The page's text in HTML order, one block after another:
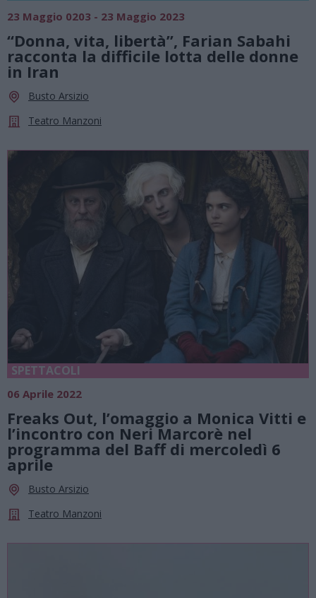
23 Maggio 0203 - 23 Maggio 2023
“Donna, vita, libertà”, Farian Sabahi
racconta la difficile lotta delle donne
in Iran
Busto Arsizio
Teatro Manzoni
SPETTACOLI
06 Aprile 2022
Freaks Out, l’omaggio a Monica Vitti e
l’incontro con Neri Marcorè nel
programma del Baff di mercoledì 6
aprile
Busto Arsizio
Teatro Manzoni